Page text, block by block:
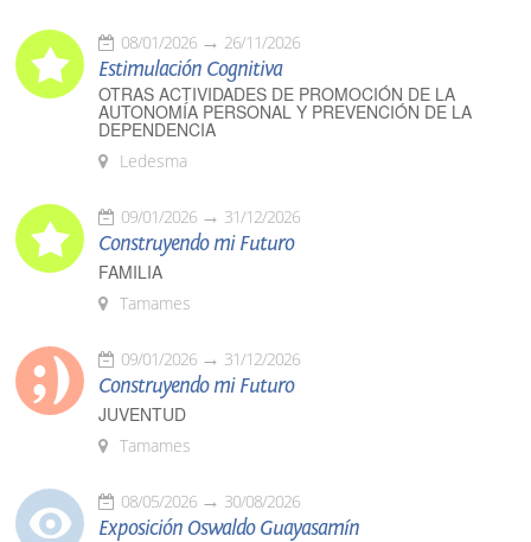
08/01/2026 26/11/2026
Estimulación Cognitiva
OTRAS ACTIVIDADES DE PROMOCIÓN DE LA
AUTONOMÍA PERSONAL Y PREVENCIÓN DE LA
DEPENDENCIA
Ledesma
09/01/2026 31/12/2026
Construyendo mi Futuro
FAMILIA
Tamames
09/01/2026 31/12/2026
Construyendo mi Futuro
JUVENTUD
Tamames
08/05/2026 30/08/2026
Exposición Oswaldo Guayasamín